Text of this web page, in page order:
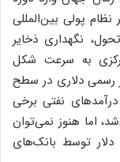
پولی بین‌المللی
نگهداری ذخایر
به سرعت شکل
نیز حجم ذخایر رسمی دلاری در سطح
نفتی برخی
اما هنوز نمی‌توان
توسط بانک‌های